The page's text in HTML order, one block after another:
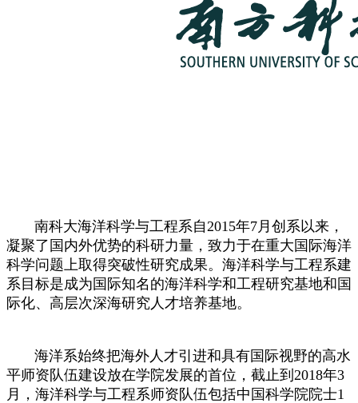
南科大海洋科学与工程系自2015年7月创系以来，
凝聚了国内外优势的科研力量，致力于在重大国际海洋
科学问题上取得突破性研究成果。海洋科学与工程系建
系目标是成为国际知名的海洋科学和工程研究基地和国
际化、高层次深海研究人才培养基地。
海洋系始终把海外人才引进和具有国际视野的高水
平师资队伍建设放在学院发展的首位，截止到2018年3
月，海洋科学与工程系师资队伍包括中国科学院院士1